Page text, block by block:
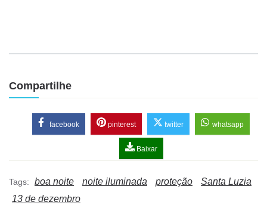
Compartilhe
facebook pinterest twitter whatsapp
Baixar
Tags: boa noite noite iluminada proteção
Santa Luzia
13 de dezembro